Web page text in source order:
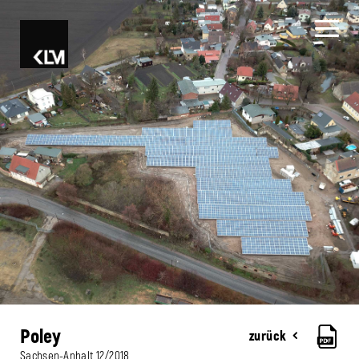
Poley
Sachsen-Anhalt 12/2018
zurück